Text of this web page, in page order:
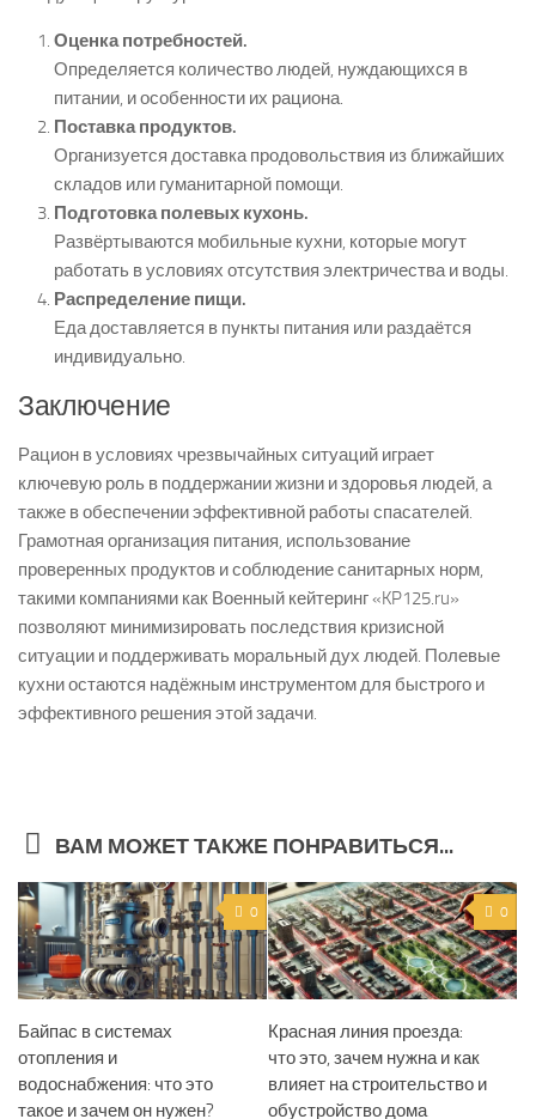
Оценка потребностей.
Определяется количество людей, нуждающихся в
питании, и особенности их рациона.
Поставка продуктов.
Организуется доставка продовольствия из ближайших
складов или гуманитарной помощи.
Подготовка полевых кухонь.
Развёртываются мобильные кухни, которые могут
работать в условиях отсутствия электричества и воды.
Распределение пищи.
Еда доставляется в пункты питания или раздаётся
индивидуально.
Заключение
Рацион в условиях чрезвычайных ситуаций играет
ключевую роль в поддержании жизни и здоровья людей, а
также в обеспечении эффективной работы спасателей.
Грамотная организация питания, использование
проверенных продуктов и соблюдение санитарных норм,
такими компаниями как Военный кейтеринг «KP125.ru»
позволяют минимизировать последствия кризисной
ситуации и поддерживать моральный дух людей. Полевые
кухни остаются надёжным инструментом для быстрого и
эффективного решения этой задачи.
ВАМ МОЖЕТ ТАКЖЕ ПОНРАВИТЬСЯ...
0
Байпас в системах
отопления и
водоснабжения: что это
такое и зачем он нужен?
0
Красная линия проезда:
что это, зачем нужна и как
влияет на строительство и
обустройство дома